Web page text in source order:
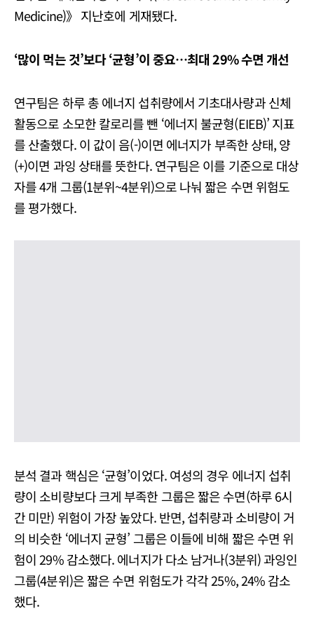
Medicine)》 지난호에 게재됐다.
‘많이 먹는 것’보다 ‘균형’이 중요…최대 29% 수면 개선
연구팀은 하루 총 에너지 섭취량에서 기초대사량과 신체
활동으로 소모한 칼로리를 뺀 ‘에너지 불균형(EIEB)’ 지표
를 산출했다. 이 값이 음(-)이면 에너지가 부족한 상태, 양
(+)이면 과잉 상태를 뜻한다. 연구팀은 이를 기준으로 대상
자를 4개 그룹(1분위~4분위)으로 나눠 짧은 수면 위험도
를 평가했다.
분석 결과 핵심은 ‘균형’이었다. 여성의 경우 에너지 섭취
량이 소비량보다 크게 부족한 그룹은 짧은 수면(하루 6시
간 미만) 위험이 가장 높았다. 반면, 섭취량과 소비량이 거
의 비슷한 ‘에너지 균형’ 그룹은 이들에 비해 짧은 수면 위
험이 29% 감소했다. 에너지가 다소 남거나(3분위) 과잉인
그룹(4분위)은 짧은 수면 위험도가 각각 25%, 24% 감소
했다.